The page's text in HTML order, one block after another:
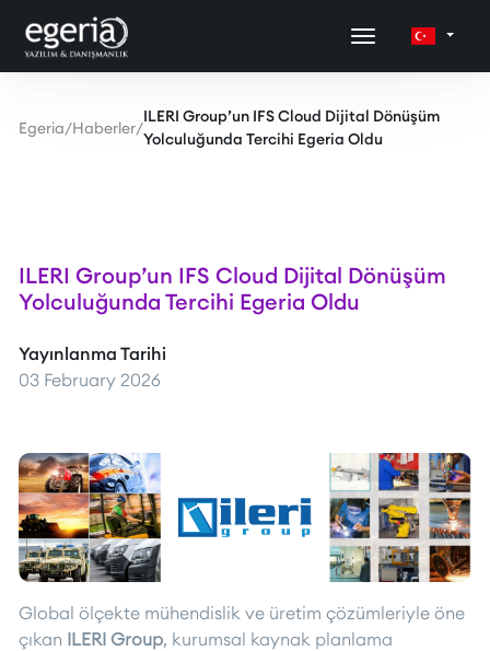
Egeria/Haberler/
ILERI Group’un IFS Cloud Dijital Dönüşüm
Yolculuğunda Tercihi Egeria Oldu
ILERI Group’un IFS Cloud Dijital Dönüşüm
Yolculuğunda Tercihi Egeria Oldu
Yayınlanma Tarihi
03 February 2026
Global ölçekte mühendislik ve üretim çözümleriyle öne
çıkan ILERI Group, kurumsal kaynak planlama